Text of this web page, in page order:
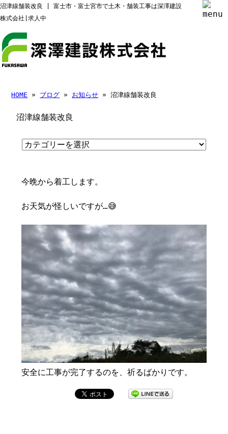
沼津線舗装改良 | 富士市・富士宮市で土木・舗装工事は深澤建設
株式会社|求人中
HOME » ブログ » お知らせ » 沼津線舗装改良
沼津線舗装改良
今晩から着工します。
お天気が怪しいですが…😅
安全に工事が完了するのを、祈るばかりです。